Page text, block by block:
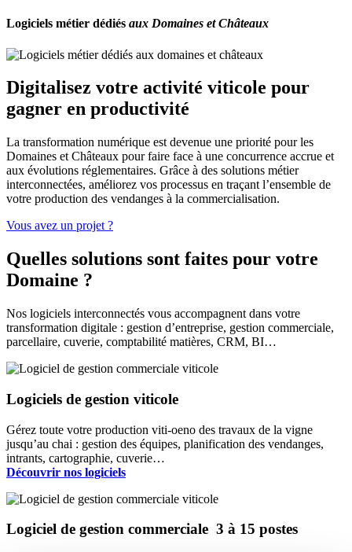
Logiciels métier dédiés aux Domaines et Châteaux
Digitalisez votre activité viticole pour
gagner en productivité
La transformation numérique est devenue une priorité pour les
Domaines et Châteaux pour faire face à une concurrence accrue et
aux évolutions réglementaires. Grâce à des solutions métier
interconnectées, améliorez vos processus en traçant l’ensemble de
votre production des vendanges à la commercialisation.
Vous avez un projet ?
Quelles solutions sont faites pour votre
Domaine ?
Nos logiciels interconnectés vous accompagnent dans votre
transformation digitale : gestion d’entreprise, gestion commerciale,
parcellaire, cuverie, comptabilité matières, CRM, BI…
Logiciels de gestion viticole
Gérez toute votre production viti-oeno des travaux de la vigne
jusqu’au chai : gestion des équipes, planification des vendanges,
intrants, cartographie, cuverie…
Découvrir nos logiciels
Logiciel de gestion commerciale 3 à 15 postes